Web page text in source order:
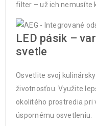
filter – už ich nemusíte
LED pásik –
svetle
Osvetlite svoj
životnosťou. Využite
okolitého prostredia pri
úspornému osvetleniu.